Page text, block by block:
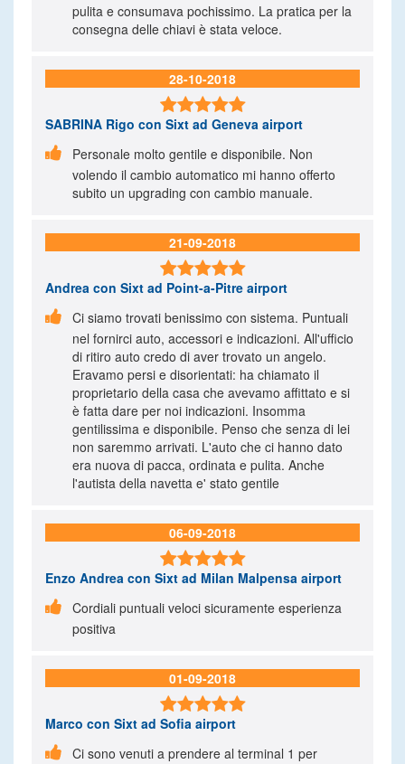
pulita e consumava pochissimo. La pratica per la
consegna delle chiavi è stata veloce.
28-10-2018

SABRINA Rigo con Sixt ad Geneva airport

Personale molto gentile e disponibile. Non
volendo il cambio automatico mi hanno offerto
subito un upgrading con cambio manuale.
21-09-2018

Andrea con Sixt ad Point-a-Pitre airport
 Ci siamo trovati benissimo con sistema. Puntuali
nel fornirci auto, accessori e indicazioni. All'ufficio
di ritiro auto credo di aver trovato un angelo.
Eravamo persi e disorientati: ha chiamato il
proprietario della casa che avevamo affittato e si
è fatta dare per noi indicazioni. Insomma
gentilissima e disponibile. Penso che senza di lei
non saremmo arrivati. L'auto che ci hanno dato
era nuova di pacca, ordinata e pulita. Anche
l'autista della navetta e' stato gentile
06-09-2018

Enzo Andrea con Sixt ad Milan Malpensa airport
 Cordiali puntuali veloci sicuramente esperienza
positiva
01-09-2018

Marco con Sixt ad Sofia airport
 Ci sono venuti a prendere al terminal 1 per